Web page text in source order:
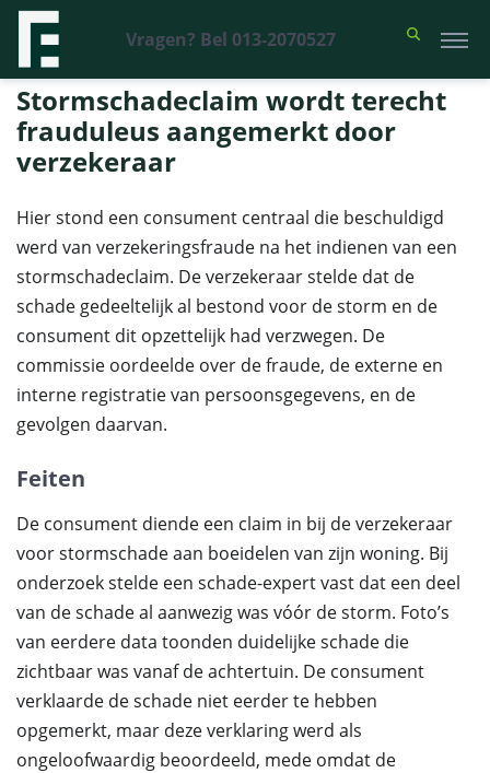
Vragen? Bel 013-2070527
Financieel Recht Advocaten >Uitspraken>Stormschadeclaim wordt
terecht frauduleus aangemerkt door verzekeraar
Stormschadeclaim wordt terecht
frauduleus aangemerkt door
verzekeraar
Hier stond een consument centraal die beschuldigd
werd van verzekeringsfraude na het indienen van een
stormschadeclaim. De verzekeraar stelde dat de
schade gedeeltelijk al bestond voor de storm en de
consument dit opzettelijk had verzwegen. De
commissie oordeelde over de fraude, de externe en
interne registratie van persoonsgegevens, en de
gevolgen daarvan.
Feiten
De consument diende een claim in bij de verzekeraar
voor stormschade aan boeidelen van zijn woning. Bij
onderzoek stelde een schade-expert vast dat een deel
van de schade al aanwezig was vóór de storm. Foto’s
van eerdere data toonden duidelijke schade die
zichtbaar was vanaf de achtertuin. De consument
verklaarde de schade niet eerder te hebben
opgemerkt, maar deze verklaring werd als
ongeloofwaardig beoordeeld, mede omdat de